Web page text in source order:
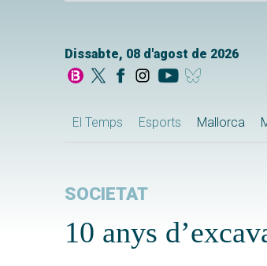
Dissabte, 08 d'agost de 2026
El Temps Esports Mallorca
SOCIETAT
10 anys